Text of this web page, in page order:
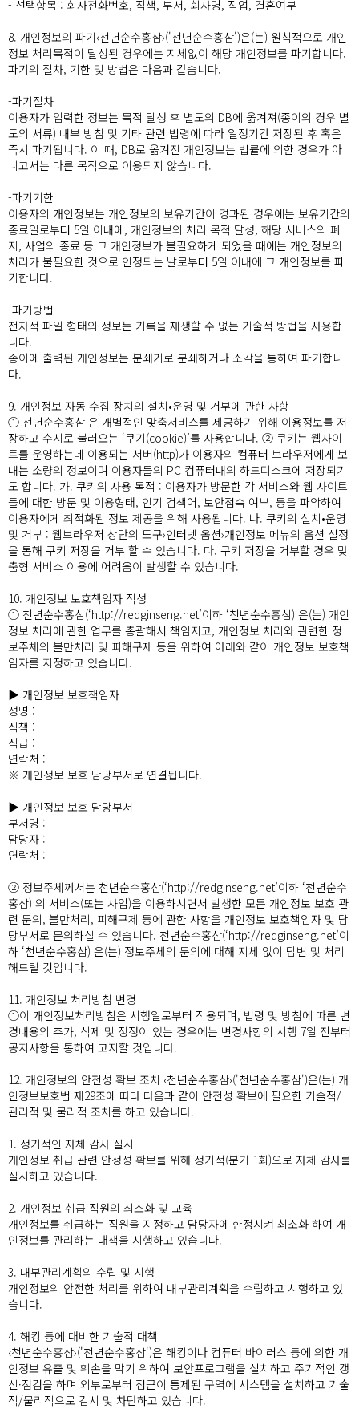
- 선택항목 : 회사전화번호, 직책, 부서, 회사명, 직업, 결혼여부
8. 개인정보의 파기‹천년순수홍삼›('천년순수홍삼')은(는) 원칙적으로 개인
정보 처리목적이 달성된 경우에는 지체없이 해당 개인정보를 파기합니다.
파기의 절차, 기한 및 방법은 다음과 같습니다.
-파기절차
이용자가 입력한 정보는 목적 달성 후 별도의 DB에 옮겨져(종이의 경우 별
도의 서류) 내부 방침 및 기타 관련 법령에 따라 일정기간 저장된 후 혹은
즉시 파기됩니다. 이 때, DB로 옮겨진 개인정보는 법률에 의한 경우가 아
니고서는 다른 목적으로 이용되지 않습니다.
-파기기한
이용자의 개인정보는 개인정보의 보유기간이 경과된 경우에는 보유기간의
종료일로부터 5일 이내에, 개인정보의 처리 목적 달성, 해당 서비스의 폐
지, 사업의 종료 등 그 개인정보가 불필요하게 되었을 때에는 개인정보의
처리가 불필요한 것으로 인정되는 날로부터 5일 이내에 그 개인정보를 파
기합니다.
-파기방법
전자적 파일 형태의 정보는 기록을 재생할 수 없는 기술적 방법을 사용합
니다.
종이에 출력된 개인정보는 분쇄기로 분쇄하거나 소각을 통하여 파기합니
다.
9. 개인정보 자동 수집 장치의 설치•운영 및 거부에 관한 사항
① 천년순수홍삼 은 개별적인 맞춤서비스를 제공하기 위해 이용정보를 저
장하고 수시로 불러오는 ‘쿠기(cookie)’를 사용합니다. ② 쿠키는 웹사이
트를 운영하는데 이용되는 서버(http)가 이용자의 컴퓨터 브라우저에게 보
내는 소량의 정보이며 이용자들의 PC 컴퓨터내의 하드디스크에 저장되기
도 합니다. 가. 쿠키의 사용 목적 : 이용자가 방문한 각 서비스와 웹 사이트
들에 대한 방문 및 이용형태, 인기 검색어, 보안접속 여부, 등을 파악하여
이용자에게 최적화된 정보 제공을 위해 사용됩니다. 나. 쿠키의 설치•운영
및 거부 : 웹브라우저 상단의 도구›인터넷 옵션›개인정보 메뉴의 옵션 설정
을 통해 쿠키 저장을 거부 할 수 있습니다. 다. 쿠키 저장을 거부할 경우 맞
춤형 서비스 이용에 어려움이 발생할 수 있습니다.
10. 개인정보 보호책임자 작성
① 천년순수홍삼(‘http://redginseng.net’이하 ‘천년순수홍삼) 은(는) 개인
정보 처리에 관한 업무를 총괄해서 책임지고, 개인정보 처리와 관련한 정
보주체의 불만처리 및 피해구제 등을 위하여 아래와 같이 개인정보 보호책
임자를 지정하고 있습니다.
▶ 개인정보 보호책임자
성명 :
직책 :
직급 :
연락처 :
※ 개인정보 보호 담당부서로 연결됩니다.
▶ 개인정보 보호 담당부서
부서명 :
담당자 :
연락처 :
② 정보주체께서는 천년순수홍삼(‘http://redginseng.net’이하 ‘천년순수
홍삼) 의 서비스(또는 사업)을 이용하시면서 발생한 모든 개인정보 보호 관
련 문의, 불만처리, 피해구제 등에 관한 사항을 개인정보 보호책임자 및 담
당부서로 문의하실 수 있습니다. 천년순수홍삼(‘http://redginseng.net’이
하 ‘천년순수홍삼) 은(는) 정보주체의 문의에 대해 지체 없이 답변 및 처리
해드릴 것입니다.
11. 개인정보 처리방침 변경
①이 개인정보처리방침은 시행일로부터 적용되며, 법령 및 방침에 따른 변
경내용의 추가, 삭제 및 정정이 있는 경우에는 변경사항의 시행 7일 전부터
공지사항을 통하여 고지할 것입니다.
12. 개인정보의 안전성 확보 조치 ‹천년순수홍삼›('천년순수홍삼')은(는) 개
인정보보호법 제29조에 따라 다음과 같이 안전성 확보에 필요한 기술적/
관리적 및 물리적 조치를 하고 있습니다.
1. 정기적인 자체 감사 실시
개인정보 취급 관련 안정성 확보를 위해 정기적(분기 1회)으로 자체 감사를
실시하고 있습니다.
2. 개인정보 취급 직원의 최소화 및 교육
개인정보를 취급하는 직원을 지정하고 담당자에 한정시켜 최소화 하여 개
인정보를 관리하는 대책을 시행하고 있습니다.
3. 내부관리계획의 수립 및 시행
개인정보의 안전한 처리를 위하여 내부관리계획을 수립하고 시행하고 있
습니다.
4. 해킹 등에 대비한 기술적 대책
‹천년순수홍삼›('천년순수홍삼')은 해킹이나 컴퓨터 바이러스 등에 의한 개
인정보 유출 및 훼손을 막기 위하여 보안프로그램을 설치하고 주기적인 갱
신·점검을 하며 외부로부터 접근이 통제된 구역에 시스템을 설치하고 기술
적/물리적으로 감시 및 차단하고 있습니다.